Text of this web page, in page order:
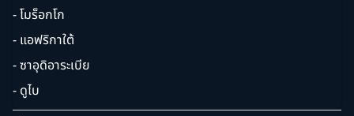
- โมร็อกโก
- แอฟริกาใต้
- ซาอุดิอาระเบีย
- ดูไบ